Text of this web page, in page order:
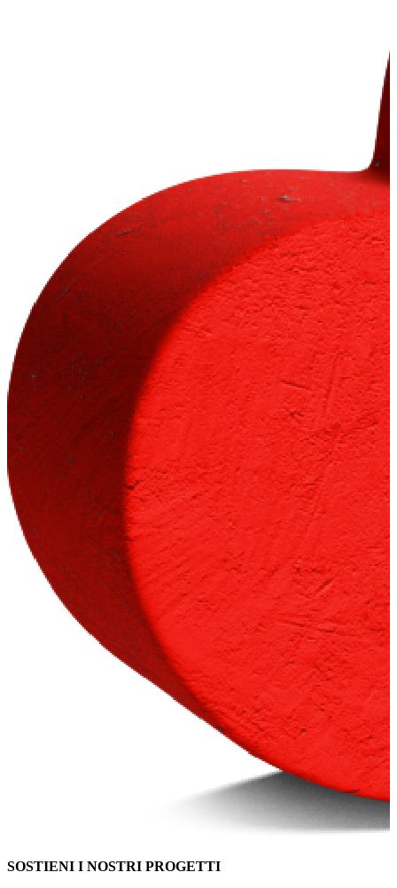
SOSTIENI I NOSTRI PROGETTI